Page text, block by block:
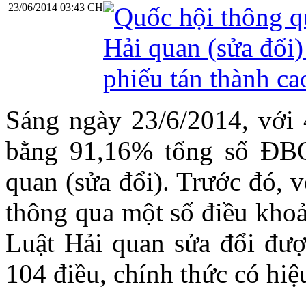
23/06/2014 03:43 CH
Sáng ngày 23/6/2014,
bằng 91,16% tổng số
quan (sửa đổi). Trước đó,
thông qua một số điều
Luật Hải quan sửa đổi
104 điều, chính thức có